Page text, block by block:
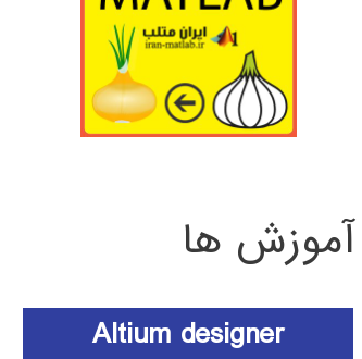
آموزش ها
Altium designer